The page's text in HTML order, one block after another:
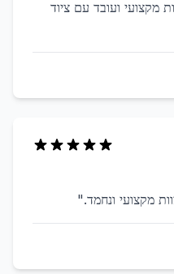
מקצועי ועובד עם ציוד
מקצועי ונחמד."